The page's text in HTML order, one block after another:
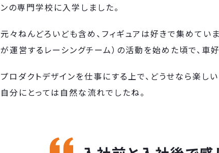
ンの専門学校に入学しました。
元々ねんどろいども含め、フィギュアは好きで集めていま
が運営するレーシングチーム）の活動を始めた頃で、車
プロダクトデザインを仕事にする上で、どうせなら楽しい
自分にとっては自然な流れでしたね。